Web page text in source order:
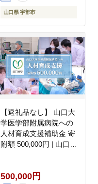
山口県 宇部市
【返礼品なし】 山口大
学医学部附属病院への
人材育成支援補助金 寄
附額 500,000円 | 山口県
500,000円